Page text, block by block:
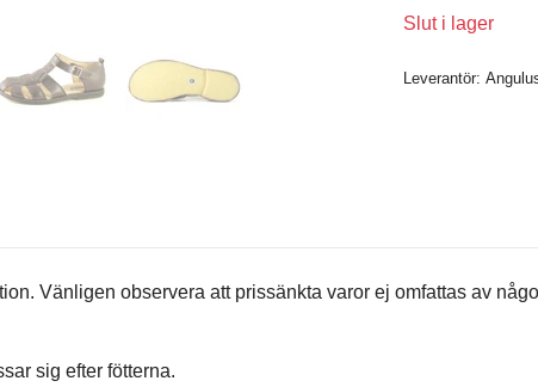
Slut i lager
Leverantör:
Vänligen observera att prissänkta varor ej omfattas av
sig efter fötterna.